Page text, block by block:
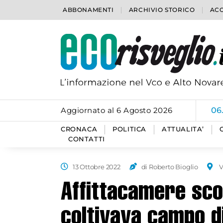
ABBONAMENTI ARCHIVIO STORICO
Aggiornato al 6 Agosto 2026
CRONACA POLITICA ATTUALITA’
CONTATTI
13 Ottobre 2022 di Roberto Bioglio
Affittacamere